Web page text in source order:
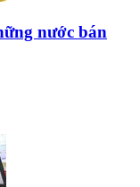
nước bán